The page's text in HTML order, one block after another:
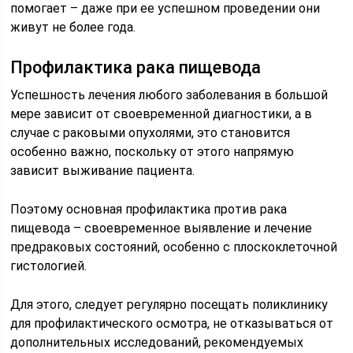
помогает – даже при ее успешном проведении они
живут не более года.
Профилактика рака пищевода
Успешность лечения любого заболевания в большой
мере зависит от своевременной диагностики, а в
случае с раковыми опухолями, это становится
особенно важно, поскольку от этого напрямую
зависит выживание пациента.
Поэтому основная профилактика против рака
пищевода – своевременное выявление и лечение
предраковых состояний, особенно с плоскоклеточной
гистологией.
Для этого, следует регулярно посещать поликлинику
для профилактического осмотра, не отказываться от
дополнительных исследований, рекомендуемых